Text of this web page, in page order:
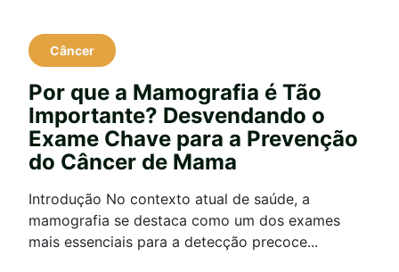
Câncer
Por que a Mamografia é Tão
Importante? Desvendando o
Exame Chave para a Prevenção
do Câncer de Mama
Introdução No contexto atual de saúde, a
mamografia se destaca como um dos exames
mais essenciais para a detecção precoce...